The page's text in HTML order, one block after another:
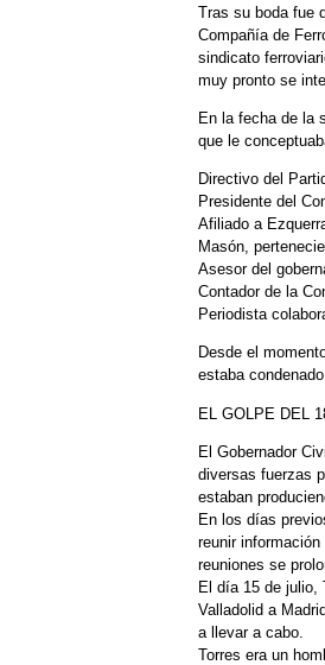
Tras su boda fue
Compañía de
sindicato
muy pronto se
En la fecha de la
que le
Directivo del
Presidente del
Afiliado a
Masón,
Asesor del
Contador de la
Periodista
Desde el
estaba
EL GOLPE DEL
El Gobernador
diversas fuerzas
estaban
En los días
reunir
reuniones se
El día 15 de julio,
Valladolid a
a llevar a cabo.
Torres era un